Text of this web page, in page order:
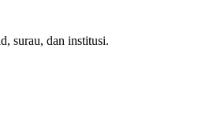
surau, dan institusi.